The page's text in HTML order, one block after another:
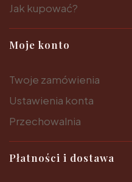
Jak kupować?
Moje konto
Twoje zamówienia
Ustawienia konta
Przechowalnia
Płatności i dostawa